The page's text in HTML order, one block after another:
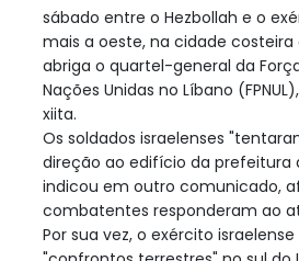
sábado entre o Hezbollah e o
mais a oeste, na cidade costeira
abriga o quartel-general da
Nações Unidas no Líbano
xiita.
Os soldados israelenses
direção ao edifício da prefeitura
indicou em outro comunicado,
combatentes responderam ao
Por sua vez, o exército